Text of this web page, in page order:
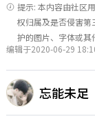
提示: 本内容由社区
权归属及是否侵害
护的图片、字体或其
编辑于2020-06-29
忘能未足